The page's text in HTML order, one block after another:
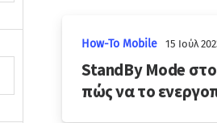
How-To Mobile 15 Ιούλ
StandBy Mode στο
πώς να το